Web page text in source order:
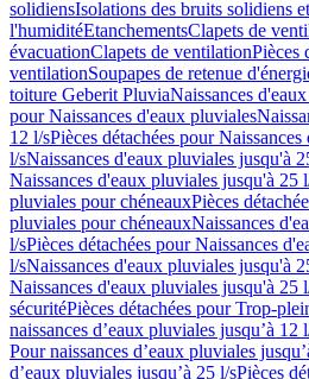
solidiensIsolations des bruits solidiens
l'humiditéEtanchementsClapets de
évacuationClapets de ventilationPièces
ventilationSoupapes de retenue
toiture Geberit PluviaNaissances
pour Naissances d'eaux pluviales
12 l/sPièces détachées pour
l/sNaissances d'eaux pluviales jusqu'à
Naissances d'eaux pluviales jusqu'à 25
pluviales pour chéneauxPièces
pluviales pour chéneauxNaissances
l/sPièces détachées pour Naissances
l/sNaissances d'eaux pluviales jusqu'à
Naissances d'eaux pluviales jusqu'à 25
sécuritéPièces détachées pour Trop-
naissances d’eaux pluviales jusqu’à 12
Pour naissances d’eaux pluviales
d’eaux pluviales jusqu’à 25 l/sPièces